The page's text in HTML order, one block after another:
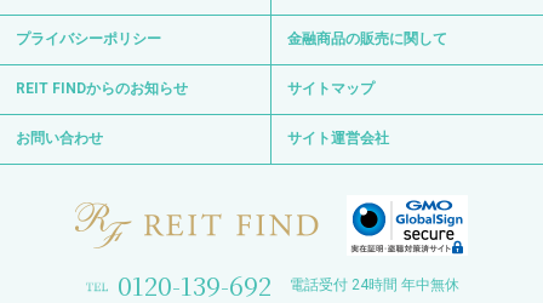
プライバシーポリシー 金融商品の販売に関して
REIT FINDからのお知らせ サイトマップ
お問い合わせ サイト運営会社
0120-139-692 電話受付 24時間 年中無休